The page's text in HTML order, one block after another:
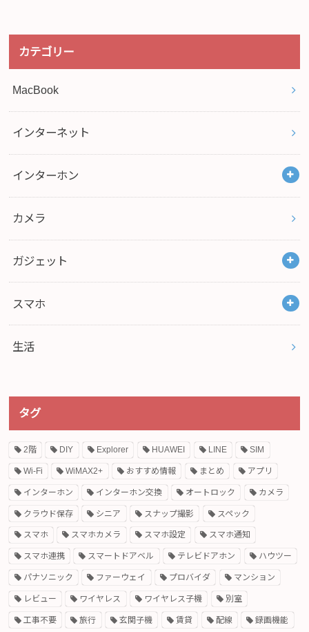
カテゴリー
MacBook
インターネット
インターホン
カメラ
ガジェット
スマホ
生活
タグ
2階 DIY Explorer HUAWEI LINE SIM
Wi-Fi WiMAX2+ おすすめ情報 まとめ アプリ
インターホン インターホン交換 オートロック カメラ
クラウド保存 シニア スナップ撮影 スペック
スマホ スマホカメラ スマホ設定 スマホ通知
スマホ連携 スマートドアベル テレビドアホン ハウツー
パナソニック ファーウェイ プロバイダ マンション
レビュー ワイヤレス ワイヤレス子機 別室
工事不要 旅行 玄関子機 賃貸 配線 録画機能